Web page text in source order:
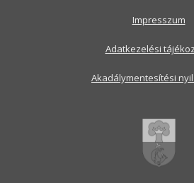
Impresszum
Adatkezelési
Akadálymentesítési